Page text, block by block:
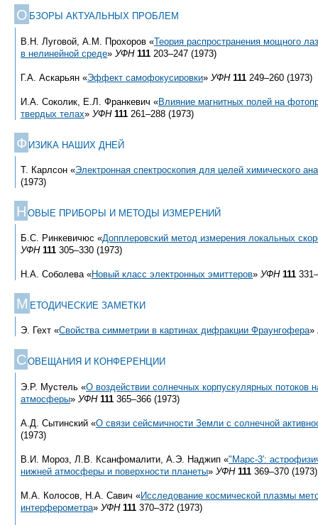
О БЗОРЫ АКТУАЛЬНЫХ ПРОБЛЕМ
В.Н. Луговой, А.М. Прохоров «Теория распространения мощного
в нелинейной среде» УФН 111 203–247 (1973)
Г.А. Аскарьян «Эффект самофокусировки» УФН 111 249–260 (1973)
И.А. Соколик, Е.Л. Франкевич «Влияние магнитных полей на
твердых телах» УФН 111 261–288 (1973)
Ф ИЗИКА НАШИХ ДНЕЙ
Т. Карлсон «Электронная спектроскопия для целей химического
(1973)
Н ОВЫЕ ПРИБОРЫ И МЕТОДЫ ИЗМЕРЕНИЙ
Б.С. Ринкевичюс «Допплеровский метод измерения локальных
УФН 111 305–330 (1973)
Н.А. Соболева «Новый класс электронных эмиттеров» УФН 111
М ЕТОДИЧЕСКИЕ ЗАМЕТКИ
Э. Гехт «Свойства симметрии в картинах дифракции Фраунгофера»
СОВЕЩАНИЯ И КОНФЕРЕНЦИИ
Э.Р. Мустель «О воздействии солнечных корпускулярных потоков
атмосферы» УФН 111 365–366 (1973)
А.Д. Сытинский «О связи сейсмичности Земли с солнечной
(1973)
В.И. Мороз, Л.В. Ксанфомалити, А.Э. Наджип «"Марс-3′:
нижней атмосферы и поверхности планеты» УФН 111 369–370 (1973)
М.А. Колосов, Н.А. Савич «Исследование космической плазмы
интерферометра» УФН 111 370–372 (1973)